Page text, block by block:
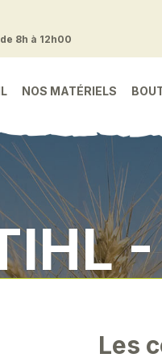
8h à 12h00
NOS MATÉRIELS
Les